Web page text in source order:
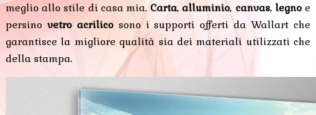
meglio allo stile di casa mia.Carta,alluminio, canvas, legnoe
persino vetro acrilicosono i supporti offerti da Wallart che
garantisce la migliore qualità sia dei materiali utilizzati che
della stampa.